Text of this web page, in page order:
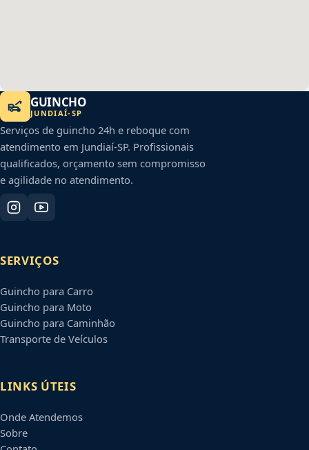
GUINCHO
JUNDIAÍ-SP
Serviços de guincho 24h e reboque com
atendimento em Jundiaí-SP. Profissionais
qualificados, orçamento sem compromisso
e agilidade no atendimento.
SERVIÇOS
Guincho para Carro
Guincho para Moto
Guincho para Caminhão
Transporte de Veículos
LINKS ÚTEIS
Onde Atendemos
Sobre